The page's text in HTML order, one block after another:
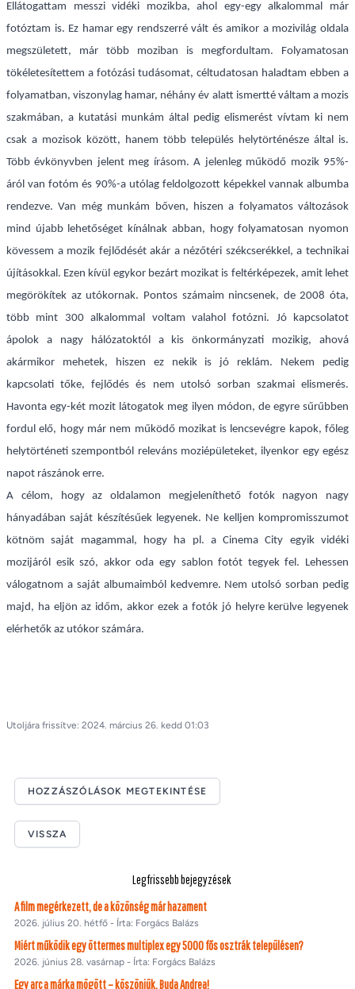
Ellátogattam messzi vidéki mozikba, ahol egy-egy alkalommal már
fotóztam is. Ez hamar egy rendszerré vált és amikor a mozivilág oldala
megszületett, már több moziban is megfordultam. Folyamatosan
tökéletesítettem a fotózási tudásomat, céltudatosan haladtam ebben a
folyamatban, viszonylag hamar, néhány év alatt ismertté váltam a mozis
szakmában, a kutatási munkám által pedig elismerést vívtam ki nem
csak a mozisok között, hanem több település helytörténésze által is.
Több évkönyvben jelent meg írásom. A jelenleg működő mozik 95%-
áról van fotóm és 90%-a utólag feldolgozott képekkel vannak albumba
rendezve. Van még munkám bőven, hiszen a folyamatos változások
mind újabb lehetőséget kínálnak abban, hogy folyamatosan nyomon
kövessem a mozik fejlődését akár a nézőtéri székcserékkel, a technikai
újításokkal. Ezen kívül egykor bezárt mozikat is feltérképezek, amit lehet
megörökítek az utókornak. Pontos számaim nincsenek, de 2008 óta,
több mint 300 alkalommal voltam valahol fotózni. Jó kapcsolatot
ápolok a nagy hálózatoktól a kis önkormányzati mozikig, ahová
akármikor mehetek, hiszen ez nekik is jó reklám. Nekem pedig
kapcsolati tőke, fejlődés és nem utolsó sorban szakmai elismerés.
Havonta egy-két mozit látogatok meg ilyen módon, de egyre sűrűbben
fordul elő, hogy már nem működő mozikat is lencsevégre kapok, főleg
helytörténeti szempontból releváns moziépületeket, ilyenkor egy egész
napot rászánok erre.
A célom, hogy az oldalamon megjeleníthető fotók nagyon nagy
hányadában saját készítésűek legyenek. Ne kelljen kompromisszumot
kötnöm saját magammal, hogy ha pl. a Cinema City egyik vidéki
mozijáról esik szó, akkor oda egy sablon fotót tegyek fel. Lehessen
válogatnom a saját albumaimból kedvemre. Nem utolsó sorban pedig
majd, ha eljön az időm, akkor ezek a fotók jó helyre kerülve legyenek
elérhetők az utókor számára.
Utoljára frissítve: 2024. március 26. kedd 01:03
HOZZÁSZÓLÁSOK MEGTEKINTÉSE
VISSZA
Legfrissebb bejegyzések
A film megérkezett, de a közönség már hazament
2026. július 20. hétfő - Írta: Forgács Balázs
Miért működik egy öttermes multiplex egy 5000 fős osztrák településen?
2026. június 28. vasárnap - Írta: Forgács Balázs
Egy arc a márka mögött – köszönjük, Buda Andrea!